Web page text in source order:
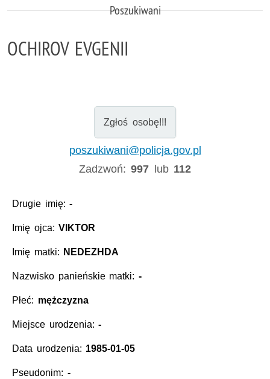
Poszukiwani
OCHIROV EVGENII
Zgłoś osobę!!!
poszukiwani@policja.gov.pl
Zadzwoń:997 lub 112
Drugie imię:-
Imię ojca:VIKTOR
Imię matki: NEDEZHDA
Nazwisko panieńskie matki: -
Płeć: mężczyzna
Miejsce urodzenia:-
Data urodzenia: 1985-01-05
Pseudonim: -